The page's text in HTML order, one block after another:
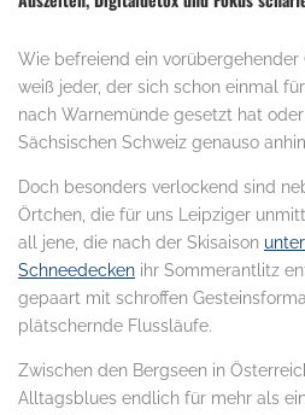
Wie befreiend ein vorübergehender
weiß jeder, der sich schon einmal
nach Warnemünde gesetzt hat
Sächsischen Schweiz genauso
Doch besonders verlockend sind
Örtchen, die für uns Leipziger
all jene, die nach der Skisaison
Schneedecken ihr Sommerantlitz
gepaart mit schroffen
plätschernde Flussläufe.
Zwischen den Bergseen in
Alltagsblues endlich für mehr als